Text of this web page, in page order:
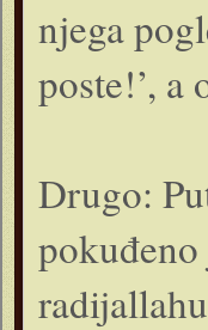
njega
poste!’, a
Drugo: